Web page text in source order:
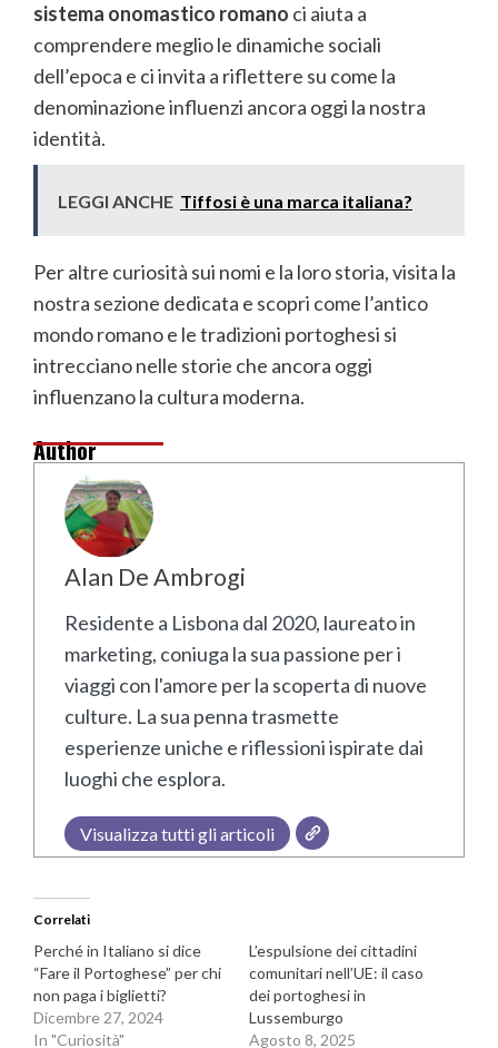
sistema onomastico romano ci aiuta a
comprendere meglio le dinamiche sociali
dell’epoca e ci invita a riflettere su come la
denominazione influenzi ancora oggi la nostra
identità.
LEGGI ANCHE Tiffosi è una marca italiana?
Per altre curiosità sui nomi e la loro storia, visita la
nostra sezione dedicata e scopri come l’antico
mondo romano e le tradizioni portoghesi si
intrecciano nelle storie che ancora oggi
influenzano la cultura moderna.
Author
Alan De Ambrogi
Residente a Lisbona dal 2020, laureato in
marketing, coniuga la sua passione per i
viaggi con l'amore per la scoperta di nuove
culture. La sua penna trasmette
esperienze uniche e riflessioni ispirate dai
luoghi che esplora.
Visualizza tutti gli articoli
Correlati
Perché in Italiano si dice
“Fare il Portoghese” per chi
non paga i biglietti?
Dicembre 27, 2024
In "Curiosità"
L’espulsione dei cittadini
comunitari nell’UE: il caso
dei portoghesi in
Lussemburgo​
Agosto 8, 2025